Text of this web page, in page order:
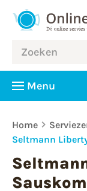
Menu
Home
Seltmann